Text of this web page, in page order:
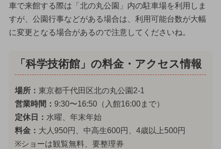
車で来館する際は「北の丸公園」内の駐車場を利用しま
すが、公園行事などがある場合は、利用可能台数が大幅
に変更となる場合があるので注意してくださいね。
「科学技術館」の料金・アクセス情報
場所： 東京都千代田区北の丸公園2-1
営業時間： 9:30〜16:50（入館16:00まで）
定休日： 水曜、年末年始
料金： 大人950円、中高生600円、4歳以上500円
※ショーは観覧無料、要整理券